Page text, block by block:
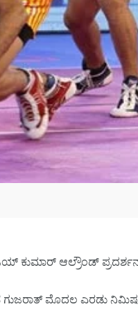
ಕುಮಾರ್ ಆಲ್ರೌಂಡ್
ಮೊದಲ ಎರಡು